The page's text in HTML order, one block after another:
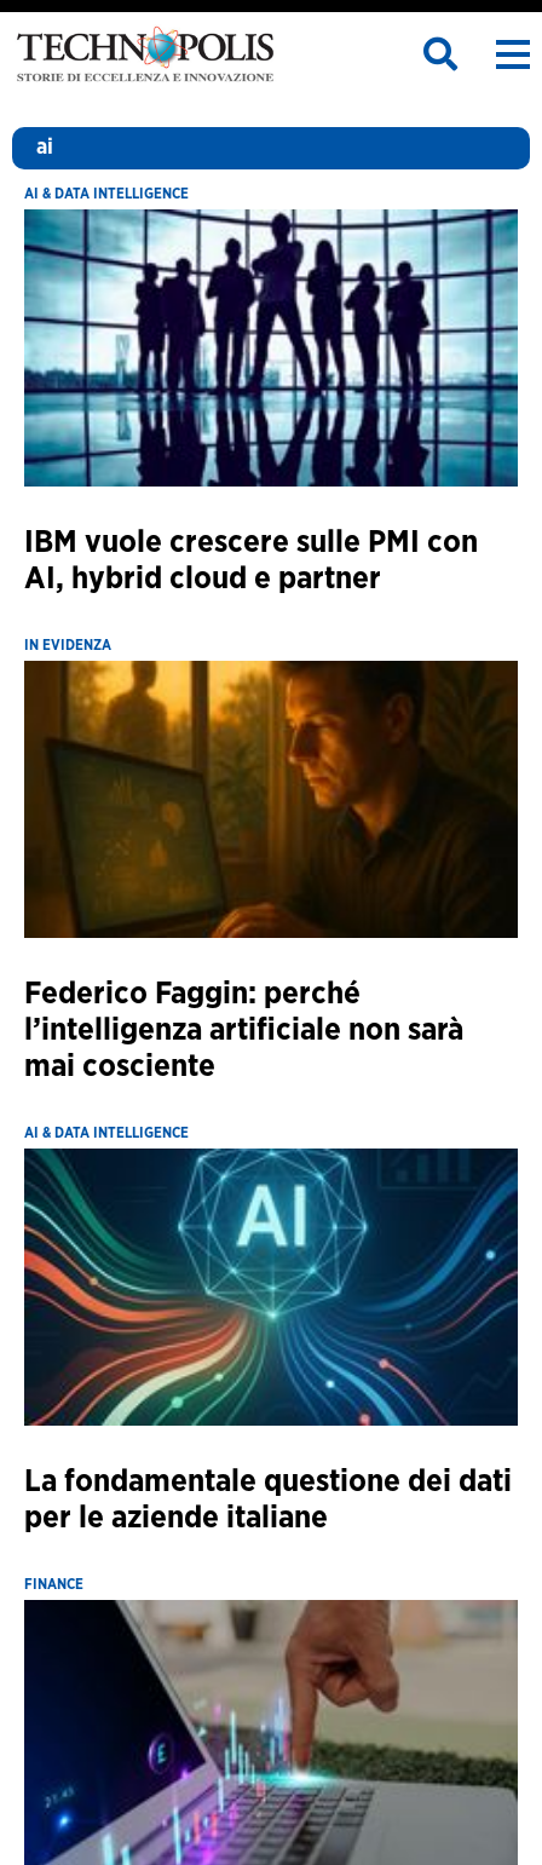
ai
AI & DATA INTELLIGENCE
IBM vuole crescere sulle PMI con
AI, hybrid cloud e partner
IN EVIDENZA
Federico Faggin: perché
l’intelligenza artificiale non sarà
mai cosciente
AI & DATA INTELLIGENCE
La fondamentale questione dei dati
per le aziende italiane
FINANCE